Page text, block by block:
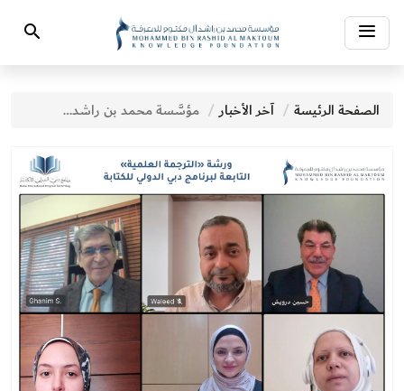
Toggle
navigation
Search
الصفحة الرئيسة آخر الأخبار مؤسَّسة محمد بن راشد آل مكتوم للمعرفة تسلِّط الضوء على الدور المحوري للترجمة العلمية في نقل المعرفة والنهوض بالمحتوى المعرفي العربي